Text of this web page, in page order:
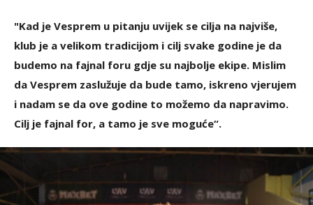
"Kad je Vesprem u pitanju uvijek se cilja na najviše,
klub je a velikom tradicijom i cilj svake godine je da
budemo na fajnal foru gdje su najbolje ekipe. Mislim
da Vesprem zaslužuje da bude tamo, iskreno vjerujem
i nadam se da ove godine to možemo da napravimo.
Cilj je fajnal for, a tamo je sve moguće“.